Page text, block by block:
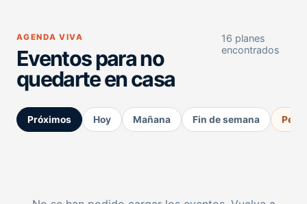
AGENDA VIVA
Eventos para no
quedarte en casa
16 planes
encontrados
Próximos Hoy Mañana Fin de semana